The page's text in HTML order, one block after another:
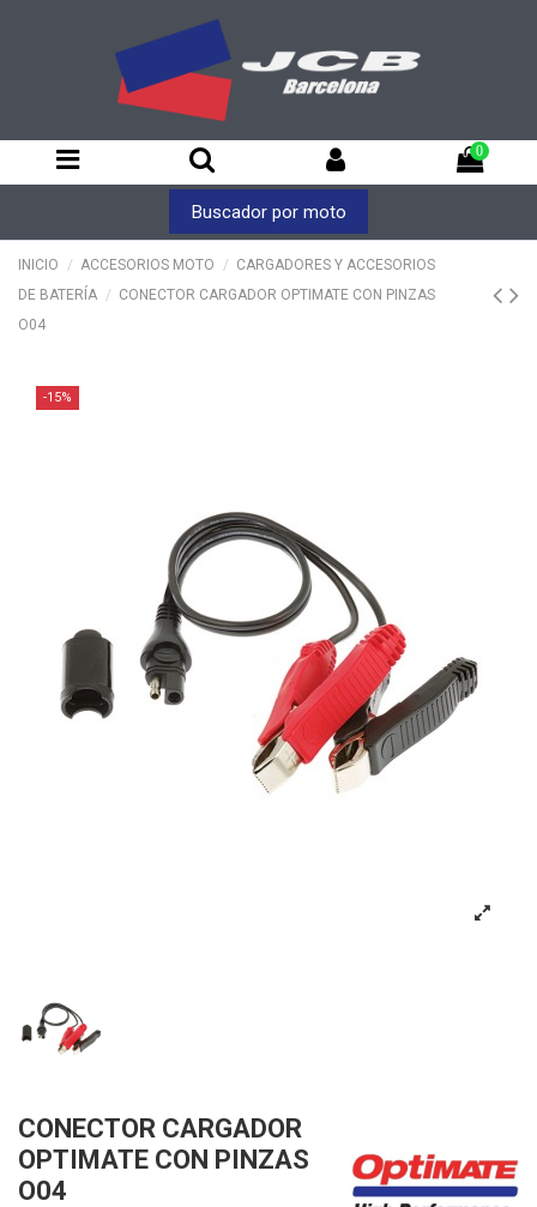
0
Buscador por moto
INICIO ACCESORIOS MOTO
CARGADORES Y ACCESORIOS
DE BATERÍA
CONECTOR CARGADOR OPTIMATE CON PINZAS
O04
-15%
CONECTOR CARGADOR
OPTIMATE CON PINZAS
O04